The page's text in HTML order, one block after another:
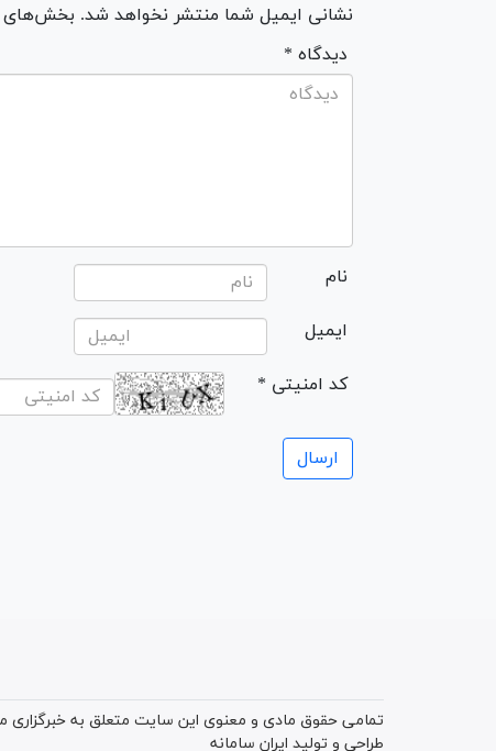
نشانی ایمیل شما منتشر نخواهد شد. بخش‌های
* دیدگاه
نام
ایمیل
* کد امنیتی
تمامی حقوق مادی و معنوی این سایت متعلق به خبرگزاری
طراحی و تولید ایران سامانه